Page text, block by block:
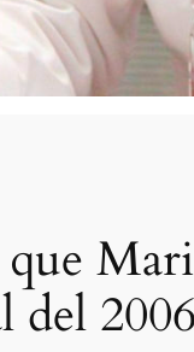
del 2006